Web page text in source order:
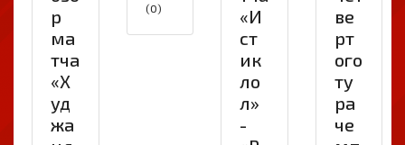
р
ма
тча
«Х
уд
жа
(0)
«И
ст
ик
ло
л»
-
ве
рт
ого
ту
ра
че